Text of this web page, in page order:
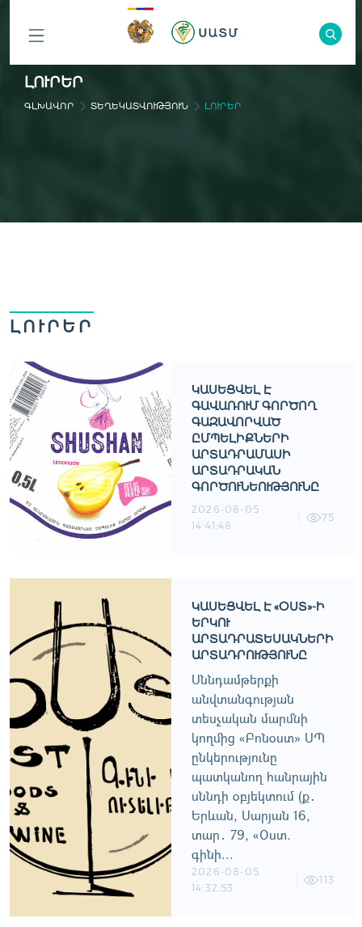
ԲՈԼՈՐ
ԲԱԺԻՆՆԵՐԸ
ԼՈՒՐԵՐ
ԳԼԽԱՎՈՐ ՏԵՂԵԿԱՏՎՈՒԹՅՈՒՆ ԼՈՒՐԵՐ
ԼՈՒՐԵՐ
ԿԱՍԵՑՎԵԼ Է
ԳԱՎԱՌՈՒՄ ԳՈՐԾՈՂ
ԳԱԶԱՎՈՐՎԱԾ
ԸՄՊԵԼԻՔՆԵՐԻ
ԱՐՏԱԴՐԱՄԱՍԻ
ԱՐՏԱԴՐԱԿԱՆ
ԳՈՐԾՈՒՆԵՈՒԹՅՈՒՆԸ
2026-08-05
14:41:48
75
ԿԱՍԵՑՎԵԼ Է «ՕՍՏ»-Ի
ԵՐԿՈՒ
ԱՐՏԱԴՐԱՏԵՍԱԿՆԵՐԻ
ԱՐՏԱԴՐՈՒԹՅՈՒՆԸ
Սննդամթերքի
անվտանգության
տեսչական մարմնի
կողմից «Բոնօստ» ՍՊ
ընկերությունը
պատկանող հանրային
սննդի օբյեկտում (ք․
Երևան, Սարյան 16,
տար․ 79, «Օստ.
գինի...
2026-08-05
14:32:53
113